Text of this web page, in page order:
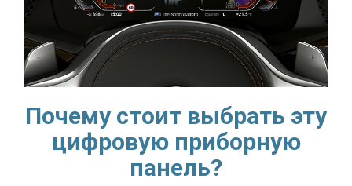
Почему стоит выбрать эту
цифровую приборную
панель?